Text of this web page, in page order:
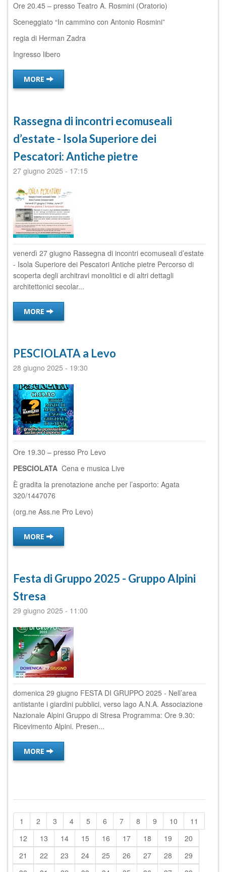
Ore 20.45 – presso Teatro A. Rosmini (Oratorio)
Sceneggiato “In cammino con Antonio Rosmini”
regia di Herman Zadra
Ingresso libero
MORE
Rassegna di incontri ecomuseali
d’estate - Isola Superiore dei
Pescatori: Antiche pietre
27 giugno 2025 - 17:15
venerdì 27 giugno Rassegna di incontri ecomuseali d’estate
- Isola Superiore dei Pescatori Antiche pietre Percorso di
scoperta degli architravi monolitici e di altri dettagli
architettonici secolar...
MORE
PESCIOLATA a Levo
28 giugno 2025 - 19:30
Ore 19.30 – presso Pro Levo
PESCIOLATA Cena e musica Live
È gradita la prenotazione anche per l’asporto: Agata
320/1447076
(org.ne Ass.ne Pro Levo)
MORE
Festa di Gruppo 2025 - Gruppo Alpini
Stresa
29 giugno 2025 - 11:00
domenica 29 giugno FESTA DI GRUPPO 2025 - Nell’area
antistante i giardini pubblici, verso lago A.N.A. Associazione
Nazionale Alpini Gruppo di Stresa Programma: Ore 9.30:
Ricevimento Alpini. Presen...
MORE
1 2 3 4 5 6 7 8 9 10
11
12
13 14 15 16 17 18 19
20
21
22 23 24 25 26 27 28
29